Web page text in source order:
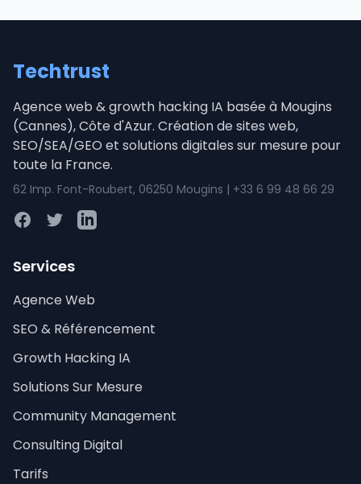
Techtrust
Agence web & growth hacking IA basée à Mougins
(Cannes), Côte d'Azur. Création de sites web,
SEO/SEA/GEO et solutions digitales sur mesure pour
toute la France.
62 Imp. Font-Roubert, 06250 Mougins | +33 6 99 48 66 29
FacebookTwitterLinkedIn
Services
Agence Web
SEO & Référencement
Growth Hacking IA
Solutions Sur Mesure
Community Management
Consulting Digital
Tarifs